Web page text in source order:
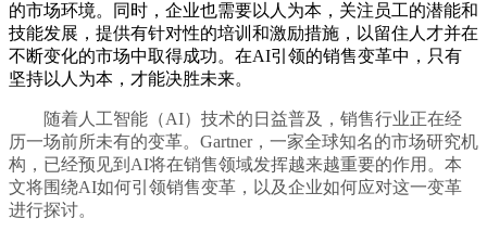
的市场环境。同时，企业也需要以人为本，关注员工的潜能和
技能发展，提供有针对性的培训和激励措施，以留住人才并在
不断变化的市场中取得成功。在AI引领的销售变革中，只有
坚持以人为本，才能决胜未来。
随着人工智能（AI）技术的日益普及，销售行业正在经
历一场前所未有的变革。Gartner，一家全球知名的市场研究机
构，已经预见到AI将在销售领域发挥越来越重要的作用。本
文将围绕AI如何引领销售变革，以及企业如何应对这一变革
进行探讨。